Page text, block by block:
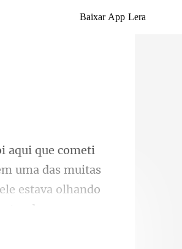
Baixar App Lera
uma das muitas
es